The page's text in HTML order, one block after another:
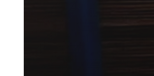
Her hjælper vi
vurdere og løse